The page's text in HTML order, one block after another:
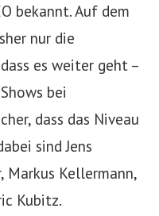
bekannt. Auf dem
nur die
es weiter geht –
bei
dass das Niveau
sind Jens
Markus Kellermann,
Kubitz.